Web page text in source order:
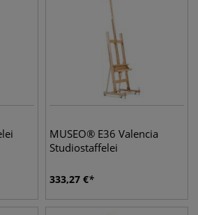
MUSEO® E36 Valencia
Studiostaffelei
333,27 €